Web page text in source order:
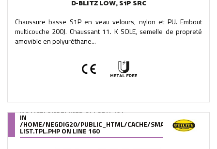
D-BLITZ LOW, S1P SRC
Chaussure basse S1P en veau velours, nylon et PU. Embout
multicouche 200J. Chaussant 11. K SOLE, semelle de propreté
amovible en polyuréthane...
NOTICE: UNDEFINED OFFSET: 461
IN
/HOME/NEGDIG20/PUBLIC_HTML/CACHE/SMARTY/
LIST.TPL.PHPON LINE 160